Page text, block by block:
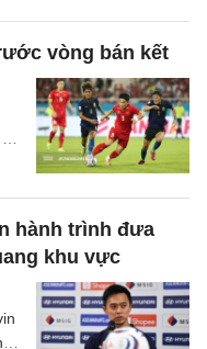
vòng bán kết
hành trình đưa
khu vực